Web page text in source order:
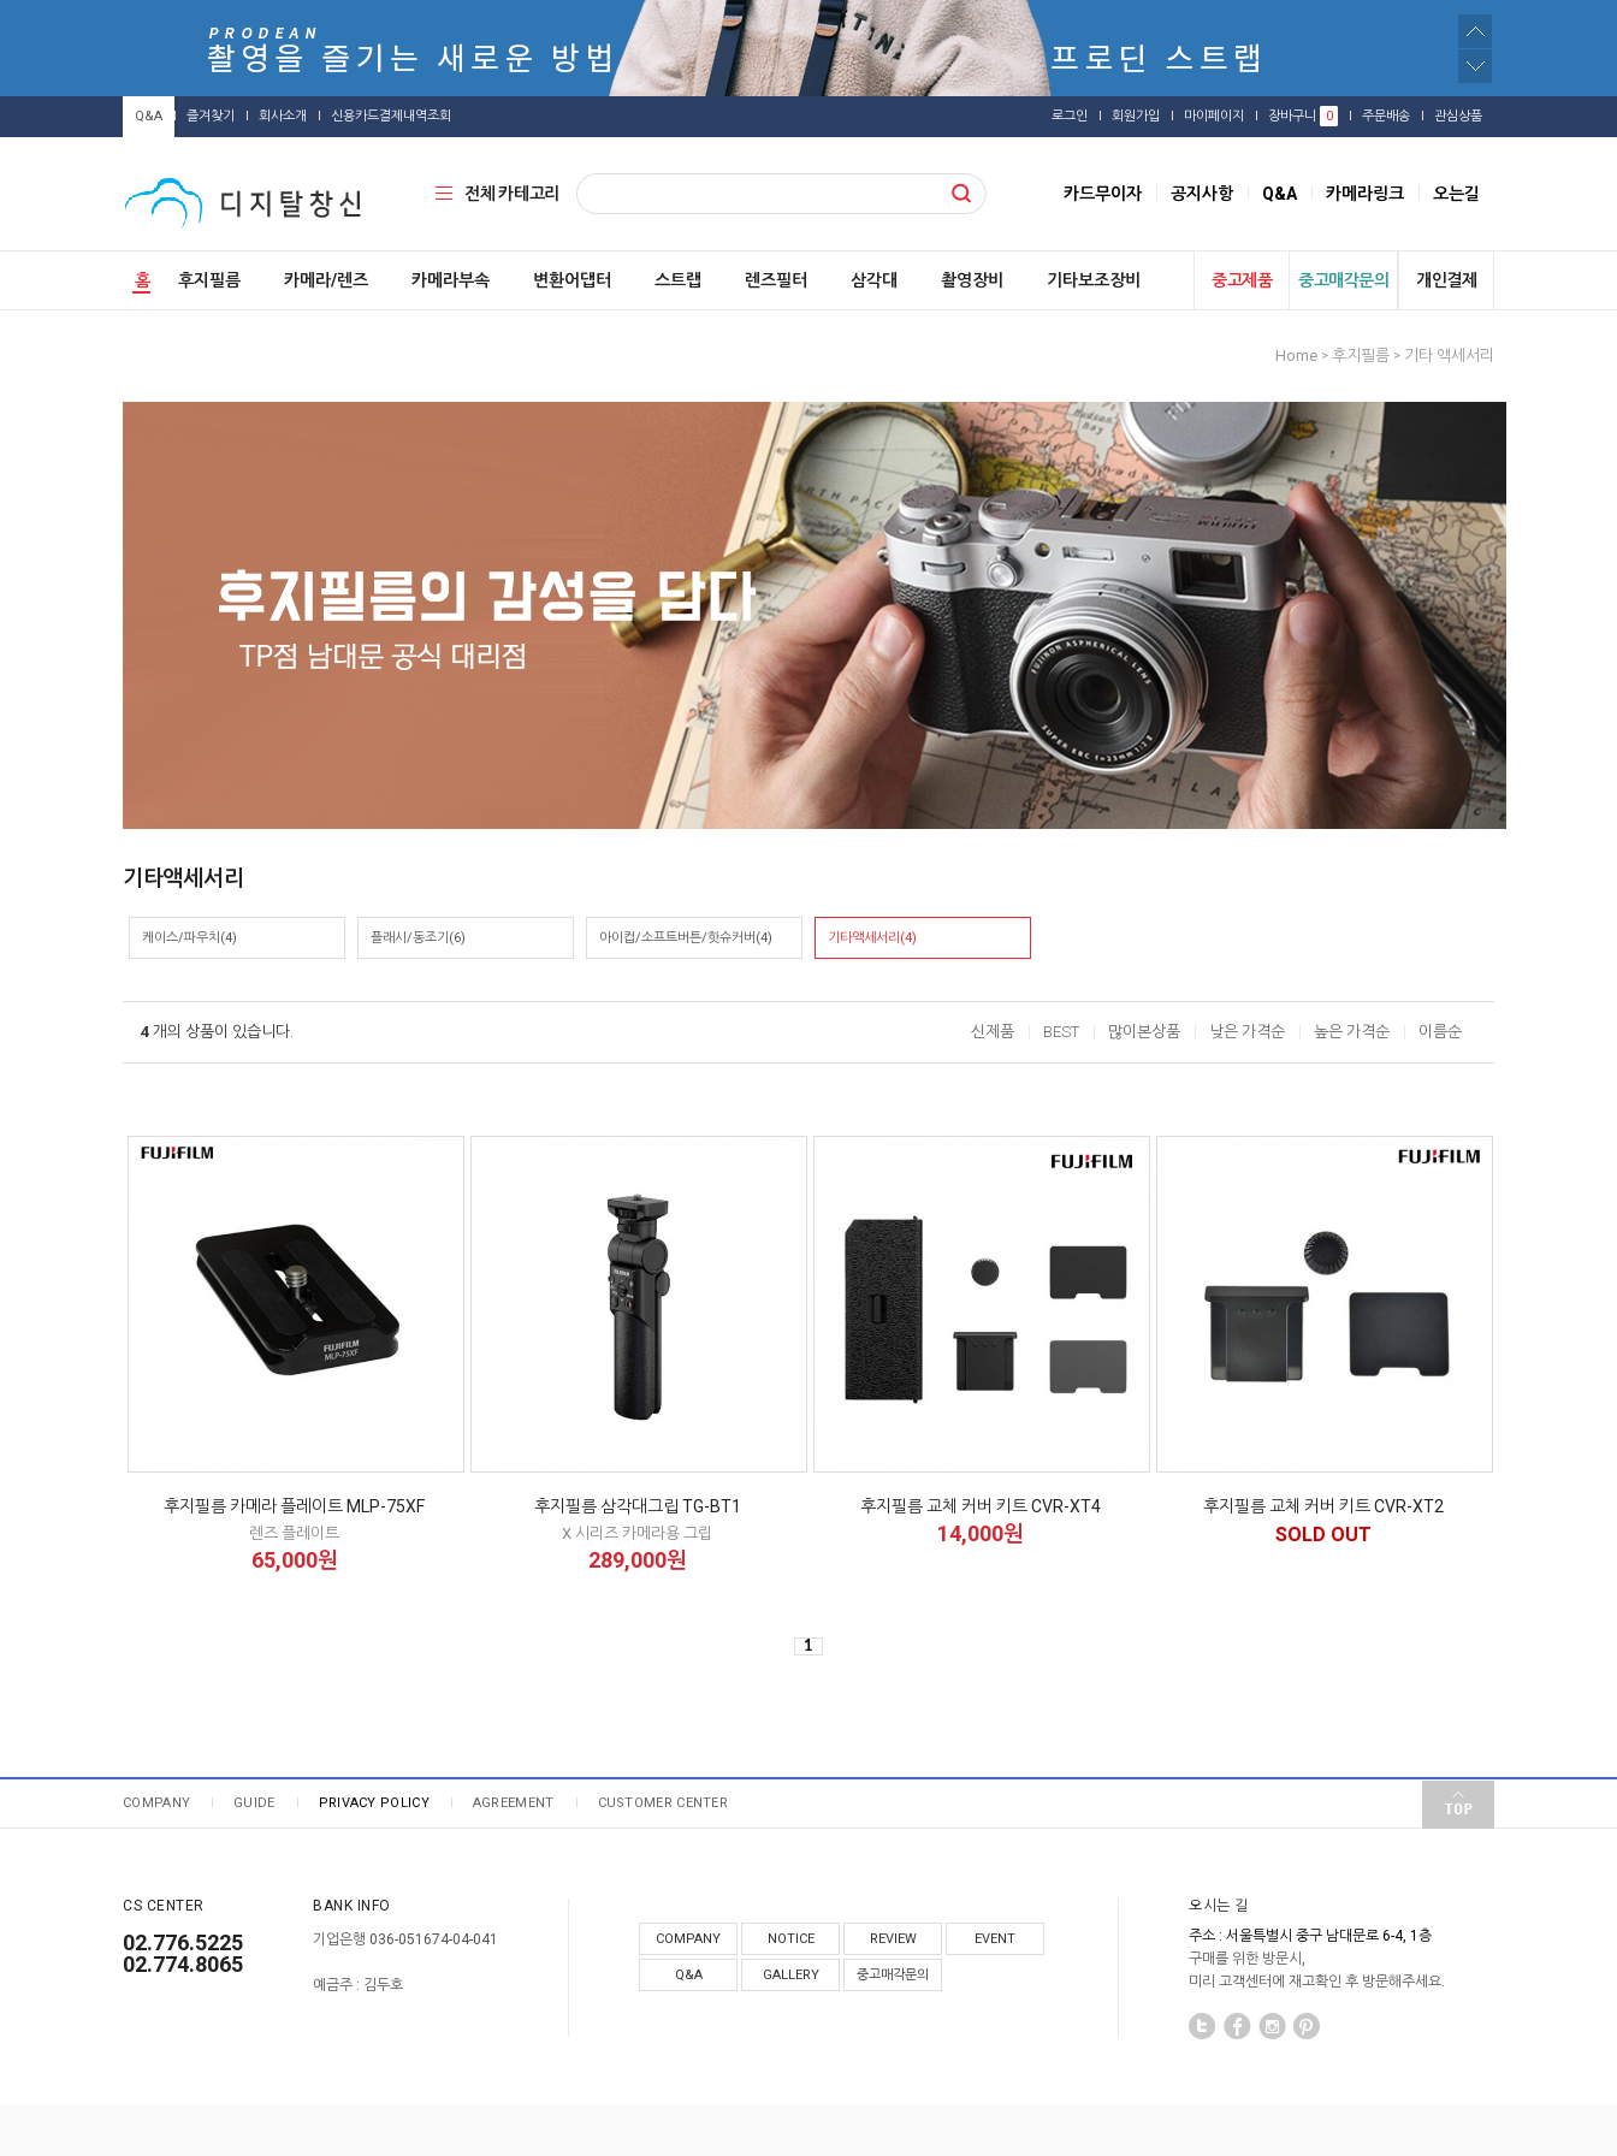
Q&A 즐겨찾기 회사소개 신용카드결제내역조회 로그인 회원가입 마이페이지 장바구니 0 주문배송 관심상품
전체 카테고리 카드무이자 공지사항 Q&A 카메라링크 오는길
홈 후지필름 카메라/렌즈 카메라부속 변환어댑터 스트랩 렌즈필터 삼각대 촬영장비 기타보조장비 중고제품 중고매각문의 개인결제
Home > 후지필름 > 기타 액세서리
기타액세서리
케이스/파우치(4) 플래시/동조기(6) 아이컵/소프트버튼/핫슈커버(4) 기타액세서리(4)
4 개의 상품이 있습니다. 신제품 BEST 많이본상품 낮은 가격순 높은 가격순 이름순
후지필름 카메라 플레이트 MLP-75XF
렌즈 플레이트
65,000원
후지필름 삼각대그립 TG-BT1
X 시리즈 카메라용 그립
289,000원
후지필름 교체 커버 키트 CVR-XT4
14,000원
후지필름 교체 커버 키트 CVR-XT2
SOLD OUT
1
COMPANY GUIDE PRIVACY POLICY AGREEMENT CUSTOMER CENTER
CS CENTER
02.776.5225
02.774.8065
BANK INFO
기업은행 036-051674-04-041
예금주 : 김두호
COMPANY NOTICE REVIEW EVENT
Q&A GALLERY 중고매각문의
오시는 길
주소 : 서울특별시 중구 남대문로 6-4, 1층
구매를 위한 방문시,
미리 고객센터에 재고확인 후 방문해주세요.